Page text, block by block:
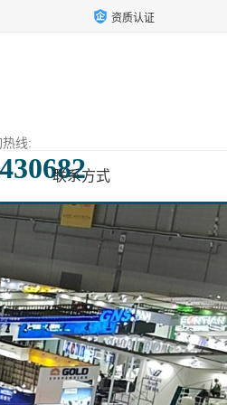
资质认证
线:
联系方式